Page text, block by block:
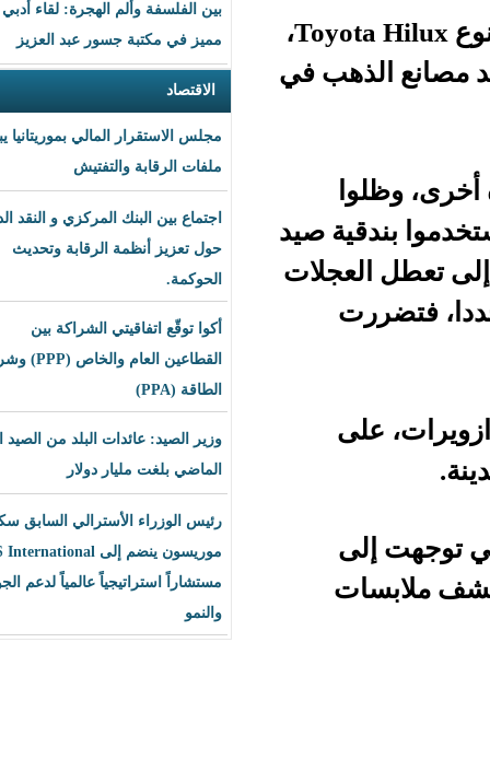
بين الفلسفة وألم الهجرة: لقاء أدبي
مميز في مكتبة جسور عبد العزيز
الاقتصاد
مجلس الاستقرار المالي بموريتانيا يبحث
ملفات الرقابة والتفتيش
اجتماع بين البنك المركزي و النقد الدولي
حول تعزيز أنظمة الرقابة وتحديث
الحوكمة.
أكوا توقّع اتفاقيتي الشراكة بين
القطاعين العام والخاص (PPP) وشراء
وزير الصيد: عائدات البلد من الصيد العام
الماضي بلغت مليار دولار
رئيس الوزراء الأسترالي السابق سكوت
موريسون ينضم إلى BLS International
مستشاراً استراتيجياً عالمياً لدعم الجودة
وبحسب المصادر، فإن السيارة المستهدفة، وهي من نوع Toyota Hilux،
في
صيد